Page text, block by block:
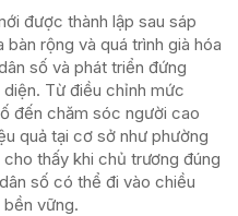
được thành lập sau sáp
rộng và quá trình già hóa
số và phát triển đứng
Từ điều chỉnh mức
đến chăm sóc người cao
quả tại cơ sở như phường
thấy khi chủ trương đúng
số có thể đi vào chiều
vững.